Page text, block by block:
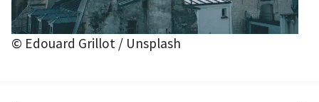
© Edouard Grillot / Unsplash